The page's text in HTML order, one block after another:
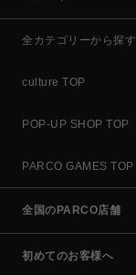
全カテゴリーから探す
culture TOP
POP-UP SHOP TOP
PARCO GAMES TOP
全国のPARCO店舗
初めてのお客様へ